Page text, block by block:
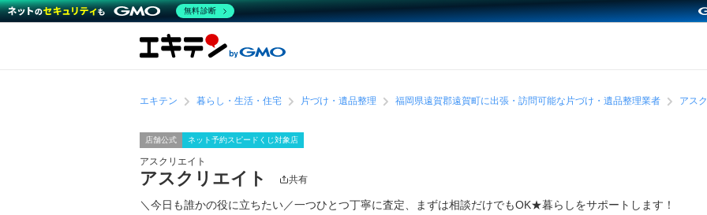
エキテン 暮らし・生活・住宅 片づけ・遺品整理 福岡県遠賀郡遠賀町に出張・訪問可能な片づけ・遺品整理業者 アス
店舗公式 ネット予約スピードくじ対象店
アスクリエイト
アスクリエイト 共有
＼今日も誰かの役に立ちたい／一つひとつ丁寧に査定、まずは相談だけでもOK★暮らしをサポートします！
無料診断